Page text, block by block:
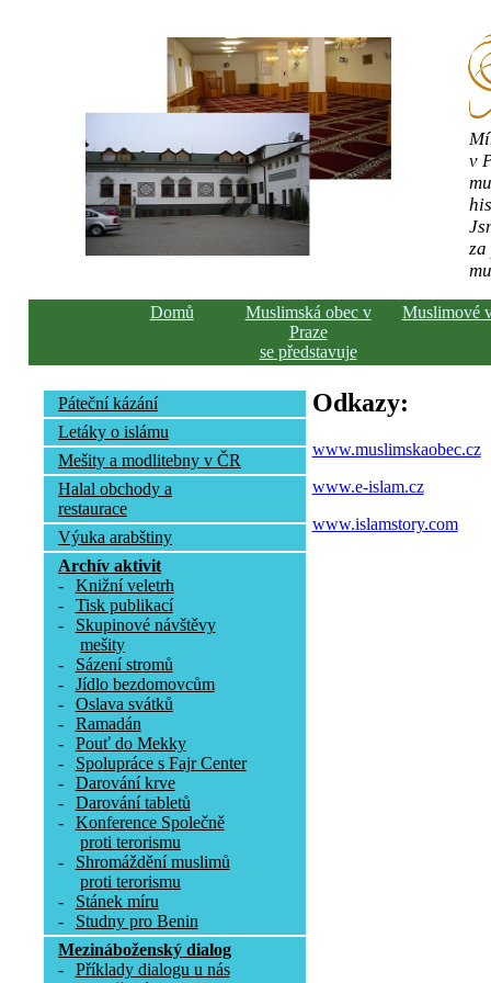
v
Domů
Muslimská obec v
Praze
se představuje
Muslimové
Páteční kázání
Letáky o islámu
Mešity a modlitebny v ČR
Halal obchody a
restaurace
Výuka arabštiny
Archív aktivit
-
Knižní veletrh
-
Tisk publikací
-
Skupinové návštěvy
mešity
-
Sázení stromů
-
Jídlo bezdomovcům
-
Oslava svátků
-
Ramadán
-
Pouť do Mekky
-
Spolupráce s Fajr Center
-
Darování krve
-
Darování tabletů
-
Konference Společně
proti terorismu
-
Shromáždění muslimů
proti terorismu
-
Stánek míru
-
Studny pro Benin
Mezináboženský dialog
-
Příklady dialogu u nás
Odkazy:
www.muslimskaobec.cz
www.e-islam.cz
www.islamstory.com